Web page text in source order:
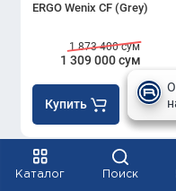
Каталог Поиск
ERGO Wenix CF (Grey)
1 309 000 сум
1 873 400 сум
Купить